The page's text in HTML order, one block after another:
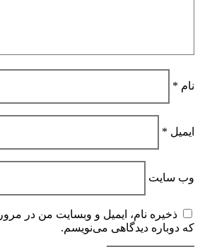
نام *
ایمیل *
وب‌ سایت
ذخیره نام، ایمیل و وبسایت من در
که دوباره دیدگاهی می‌نویسم.